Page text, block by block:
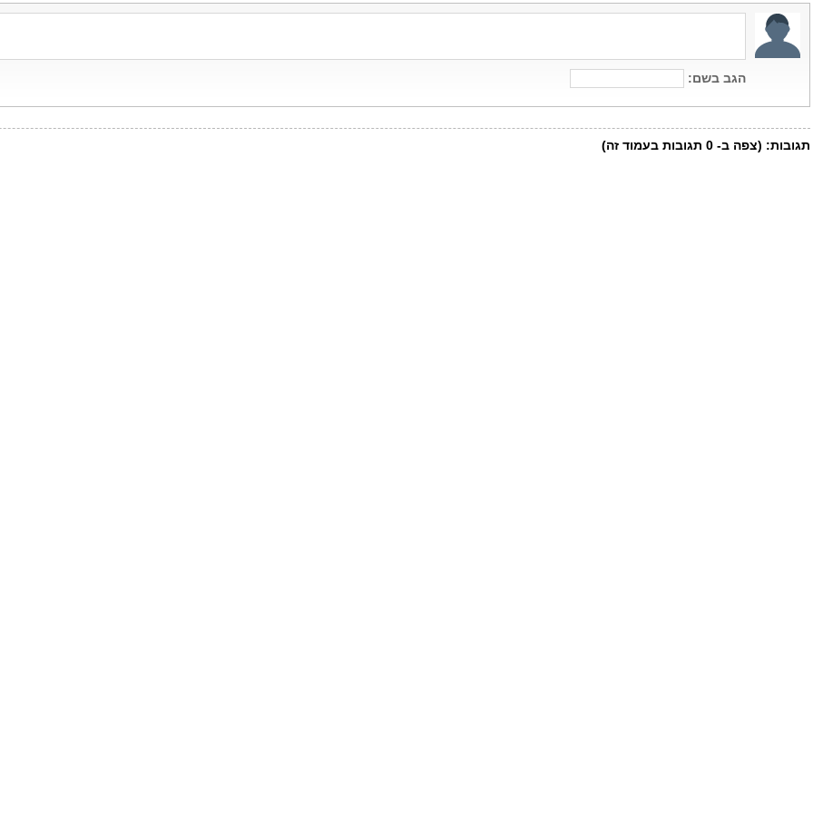
הגב בשם:
תגובות: (צפה ב- 0 תגובות בעמוד זה)